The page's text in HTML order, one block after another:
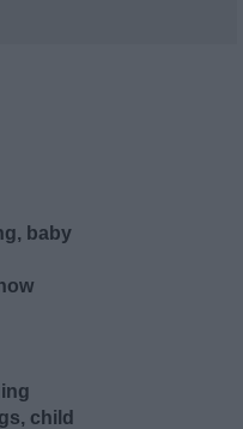
baby
child